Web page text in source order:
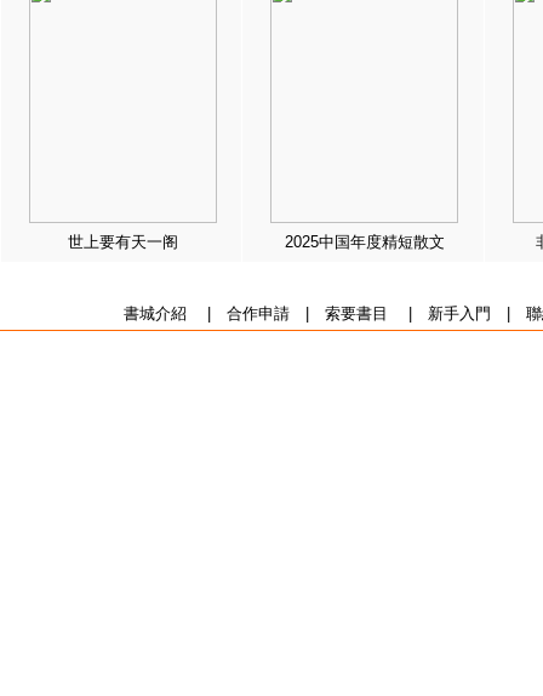
世上要有天一阁 2025中国年度精短散文
書城介紹 合作申請| 索要書目 新手入門